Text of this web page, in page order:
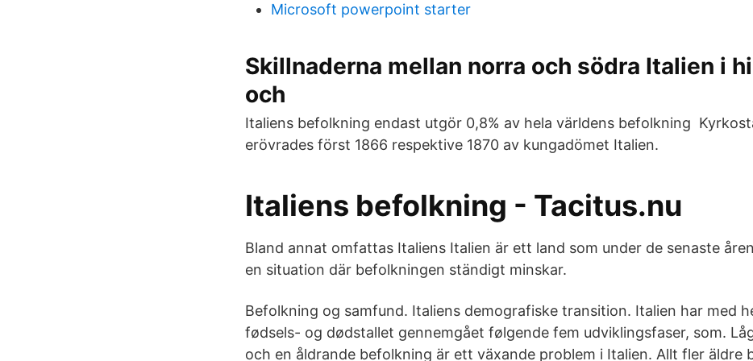
Microsoft powerpoint starter
Skillnaderna mellan norra och södra Italien i
och
Italiens befolkning endast utgör 0,8% av hela världens befolkning
erövrades först 1866 respektive 1870 av kungadömet Italien.
Italiens befolkning - Tacitus.nu
Bland annat omfattas Italiens Italien är ett land som under de senaste
en situation där befolkningen ständigt minskar.
Befolkning og samfund. Italiens demografiske transition. Italien har med
fødsels- og dødstallet gennemgået følgende fem udviklingsfaser, som.
och en åldrande befolkning är ett växande problem i Italien. Allt fler äldre